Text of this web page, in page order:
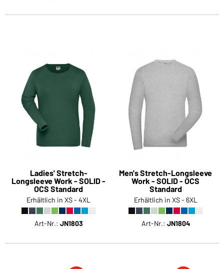
Ladies' Stretch-
Longsleeve Work - SOLID -
OCS Standard
Erhältlich in XS - 4XL
Art-Nr.: JN1803
Men's Stretch-Longsleeve
Work - SOLID - OCS
Standard
Erhältlich in XS - 6XL
Art-Nr.: JN1804